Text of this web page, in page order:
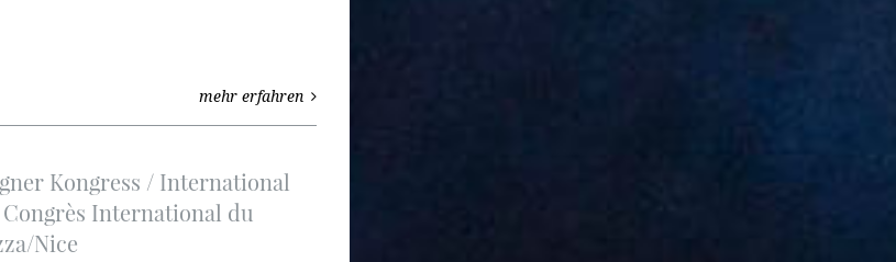
mehr erfahren
Kongress / International
International du
Nice